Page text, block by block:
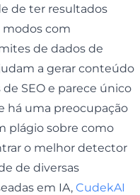
de ter resultados
com
de dados de
a gerar conteúdo
SEO e parece único
há uma preocupação
plágio sobre como
o melhor detector
de diversas
em IA, CudekAI